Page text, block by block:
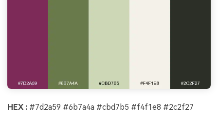
HEX : #7d2a59 #6b7a4a #cbd7b5 #f4f1e8 #2c2f27